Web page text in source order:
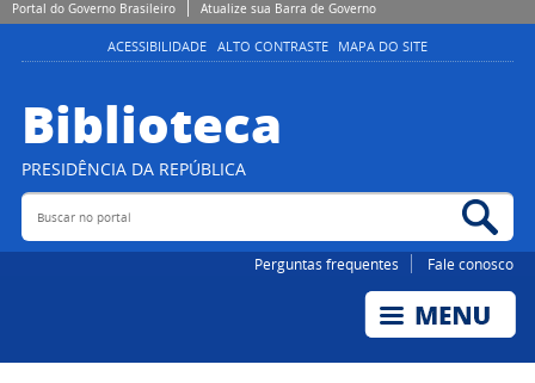
Portal do Governo Brasileiro Atualize sua Barra de Governo
ACESSIBILIDADE ALTO CONTRASTE MAPA DO SITE
Biblioteca
PRESIDÊNCIA DA REPÚBLICA
Buscar no portal
Perguntas frequentes Fale conosco